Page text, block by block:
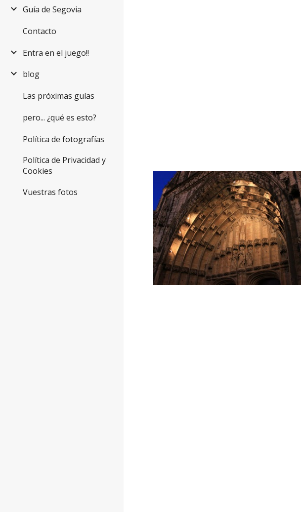
Guía de Segovia
Contacto
Entra en el juego!!
blog
Las próximas guías
pero... ¿qué es esto?
Política de fotografías
Política de Privacidad y
Cookies
Vuestras fotos